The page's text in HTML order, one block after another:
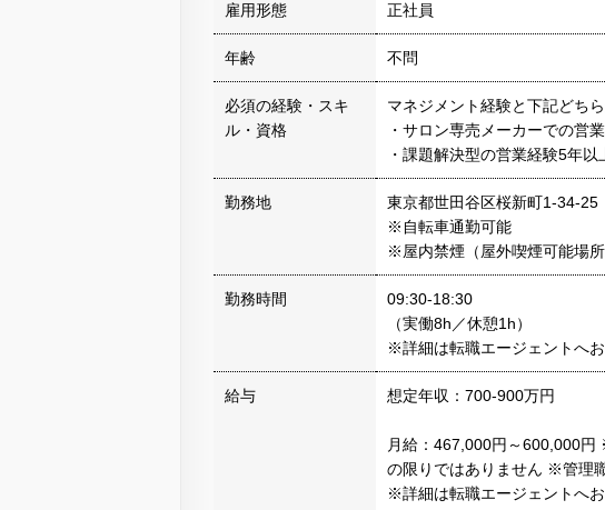
雇用形態 正社員
年齢 不問
必須の経験・スキ
ル・資格
マネジメント経験と下記どち
・サロン専売メーカーでの営
・課題解決型の営業経験5年以
勤務地
東京都世田谷区桜新町1-34-25
※自転車通勤可能
※屋内禁煙（屋外喫煙可能場所
勤務時間
09:30-18:30
（実働8h／休憩1h）
※詳細は転職エージェントへお
給与 想定年収：700-900万円
月給：467,000円～600,000
の限りではありません ※管理
※詳細は転職エージェントへお